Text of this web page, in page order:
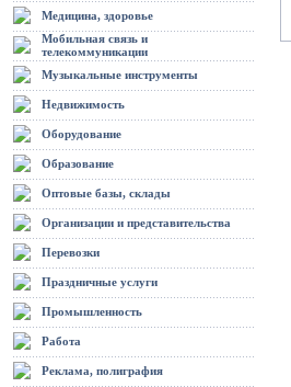
Медицина, здоровье
Мобильная связь и
телекоммуникации
Музыкальные инструменты
Недвижимость
Оборудование
Образование
Оптовые базы, склады
Организации и представительства
Перевозки
Праздничные услуги
Промышленность
Работа
Реклама, полиграфия